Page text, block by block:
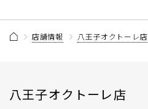
店舗情報 八王子オクトーレ店
八王子オクトーレ店